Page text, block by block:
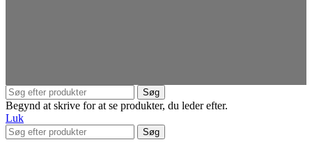
Søg
Begynd at skrive for at se produkter, du leder efter.
Luk
Søg